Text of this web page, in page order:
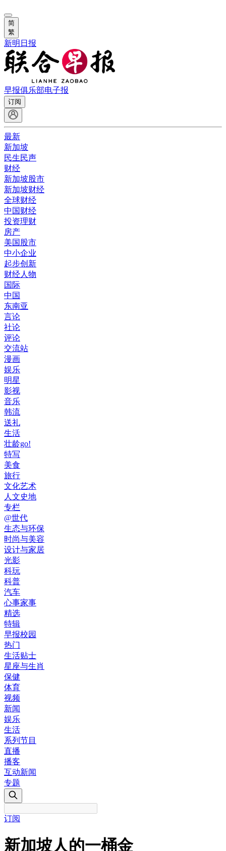
简
繁
新明日报
早报俱乐部电子报
订阅
最新
新加坡
民生民声
财经
新加坡股市
新加坡财经
全球财经
中国财经
投资理财
房产
美国股市
中小企业
起步创新
财经人物
国际
中国
东南亚
言论
社论
评论
交流站
漫画
娱乐
明星
影视
音乐
韩流
送礼
生活
壮龄go!
特写
美食
旅行
文化艺术
人文史地
专栏
@世代
生态与环保
时尚与美容
设计与家居
光影
科玩
科普
汽车
心事家事
精选
特辑
早报校园
热门
生活贴士
星座与生肖
保健
体育
视频
新闻
娱乐
生活
系列节目
直播
播客
互动新闻
专题
订阅
新加坡人的一桶金